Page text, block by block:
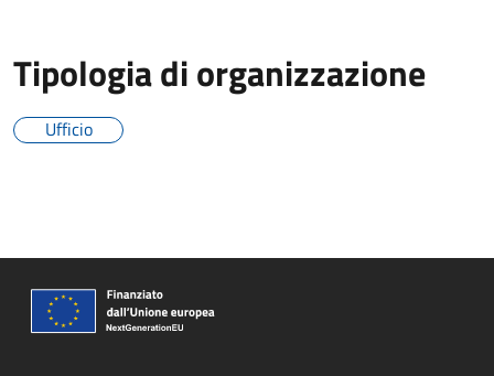
Tipologia di organizzazione
Ufficio